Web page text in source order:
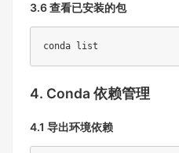
3.6 查看已安装的包
conda list
4. Conda 依赖管理
4.1 导出环境依赖